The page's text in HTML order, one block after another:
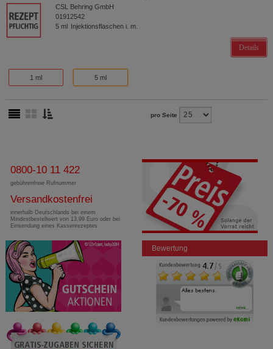
CSL Behring GmbH
01912542
5 ml Injektionsflaschen i. m.
Details
1 ml 5 ml
pro Seite
0800-10 11 422
gebührenfreie Rufnummer
Versandkostenfrei
innerhalb Deutschlands bei einem
Mindestbestellwert von 13,99 Euro oder bei
Einsendung eines Kassenrezeptes
Bewertung